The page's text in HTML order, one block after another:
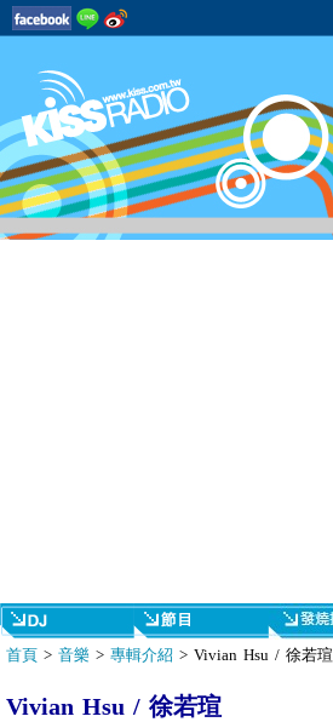
首頁 > 音樂 > 專輯介紹 > Vivian Hsu / 徐若瑄
Vivian Hsu / 徐若瑄